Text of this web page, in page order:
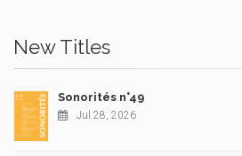
New Titles
Sonorités n°49
Jul 28, 2026